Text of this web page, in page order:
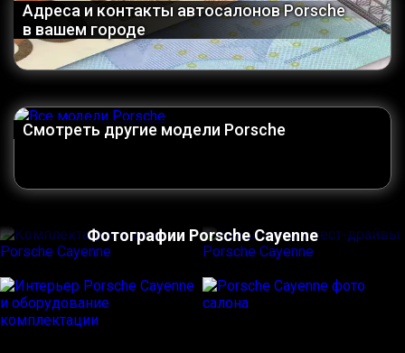
Адреса и контакты автосалонов Porsche
в вашем городе
Смотреть другие модели Porsche
Фотографии Porsche Cayenne